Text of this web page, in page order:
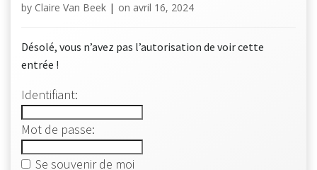
by Claire Van Beek | on avril 16, 2024
Désolé, vous n’avez pas l’autorisation de voir cette
entrée !
Identifiant:
Mot de passe:
Se souvenir de moi